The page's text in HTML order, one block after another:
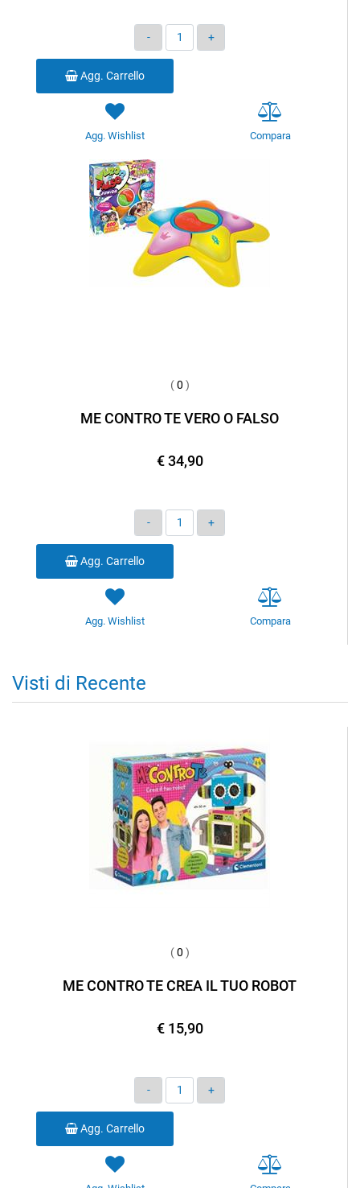
Quantità
Agg. Carrello
Agg. Wishlist Compara
(0 )
ME CONTRO TE VERO O FALSO
€ 34,90
Quantità
Agg. Carrello
Agg. Wishlist Compara
Visti di Recente
(0 )
ME CONTRO TE CREA IL TUO ROBOT
€ 15,90
Quantità
Agg. Carrello